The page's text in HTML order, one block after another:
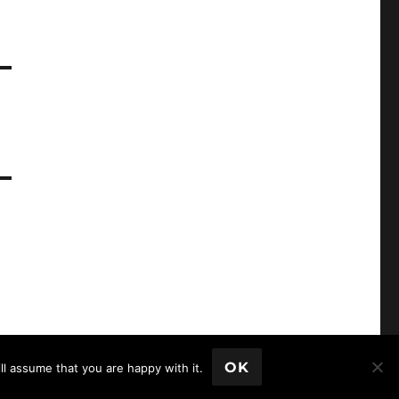
assume that you are happy with it. OK